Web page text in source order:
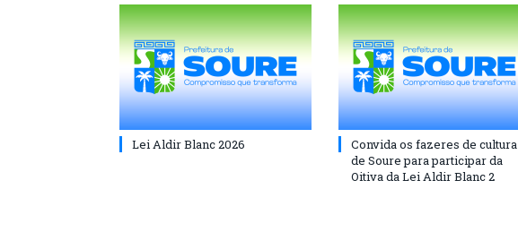
Lei Aldir Blanc 2026
Convida os fazeres de cultura
de Soure para participar da
Oitiva da Lei Aldir Blanc 2